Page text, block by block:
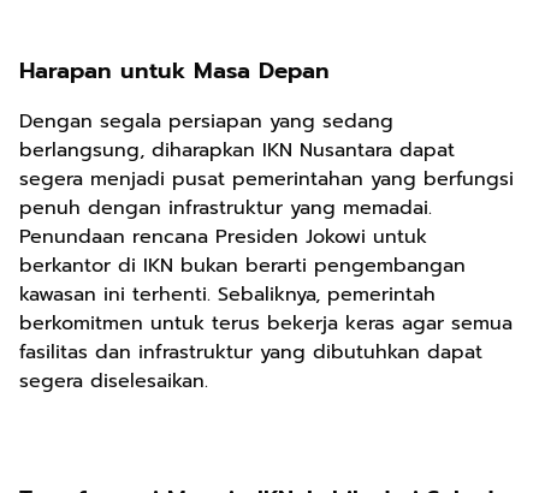
Harapan untuk Masa Depan
Dengan segala persiapan yang sedang
berlangsung, diharapkan IKN Nusantara dapat
segera menjadi pusat pemerintahan yang berfungsi
penuh dengan infrastruktur yang memadai.
Penundaan rencana Presiden Jokowi untuk
berkantor di IKN bukan berarti pengembangan
kawasan ini terhenti. Sebaliknya, pemerintah
berkomitmen untuk terus bekerja keras agar semua
fasilitas dan infrastruktur yang dibutuhkan dapat
segera diselesaikan.